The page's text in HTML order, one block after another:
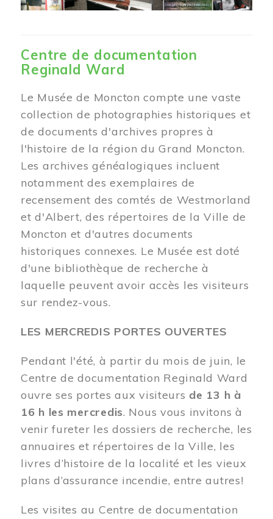
Centre de documentation
Reginald Ward
Le Musée de Moncton compte une vaste
collection de photographies historiques et
de documents d'archives propres à
l'histoire de la région du Grand Moncton.
Les archives généalogiques incluent
notamment des exemplaires de
recensement des comtés de Westmorland
et d'Albert, des répertoires de la Ville de
Moncton et d'autres documents
historiques connexes. Le Musée est doté
d'une bibliothèque de recherche à
laquelle peuvent avoir accès les visiteurs
sur rendez-vous.
LES MERCREDIS PORTES OUVERTES
Pendant l'été, à partir du mois de juin, le
Centre de documentation Reginald Ward
ouvre ses portes aux visiteurs de 13 h à
16 h les mercredis. Nous vous invitons à
venir fureter les dossiers de recherche, les
annuaires et répertoires de la Ville, les
livres d’histoire de la localité et les vieux
plans d’assurance incendie, entre autres!
Les visites au Centre de documentation